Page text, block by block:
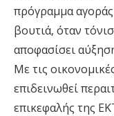
πρόγραμμα
βουτιά, όταν
αποφασίσει
Με τις
επιδεινωθεί
επικεφαλής της